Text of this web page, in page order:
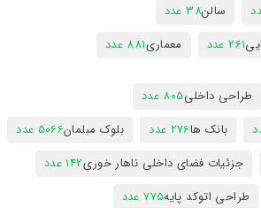
سالن38 عدد
261 عدد معماری881 عدد
طراحی داخلی805 عدد
بانک ها276 عدد بلوک مبلمان5066 عدد
جزئیات فضای داخلی ناهار خوری142 عدد
طراحی اتوکد پایه775 عدد